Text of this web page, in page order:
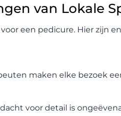
van Lokale
een pedicure. Hier zijn
maken elke bezoek
voor detail is